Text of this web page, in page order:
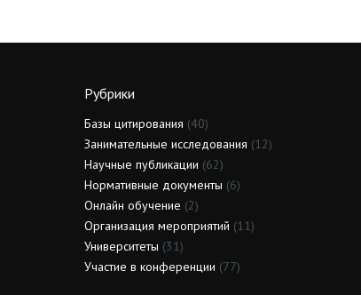
Рубрики
Базы цитирования (40)
Занимательные исследования (12)
Научные публикации (62)
Нормативные документы (6)
Онлайн обучение (2)
Организация мероприятий (11)
Университеты (31)
Участие в конференции (77)